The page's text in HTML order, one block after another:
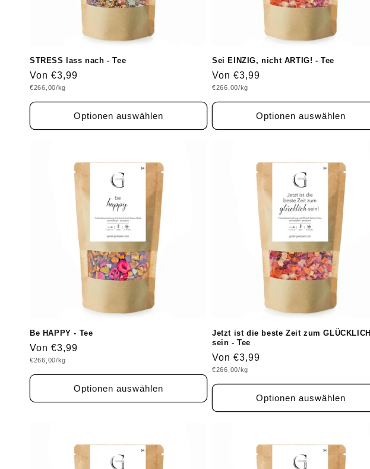
:
STRESS lass nach - Tee
Normaler
Preis
Von €3,99
Grundpreis
€266,00/kg
Optionen auswählen
Sei EINZIG, nicht ARTIG! - Tee
Normaler
Preis
Von €3,99
Grundpreis
€266,00/kg
Optionen auswählen
Be HAPPY - Tee
Normaler
Preis
Von €3,99
Grundpreis
€266,00/kg
Optionen auswählen
Jetzt ist die beste Zeit zum GLÜCKLICH
sein - Tee
Normaler
Preis
Von €3,99
Grundpreis
€266,00/kg
Optionen auswählen